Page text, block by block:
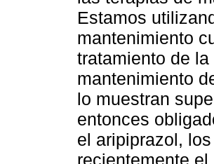
Estamos
mantenimiento
tratamiento de
mantenimiento
lo muestran
entonces
el aripiprazol,
recientemente